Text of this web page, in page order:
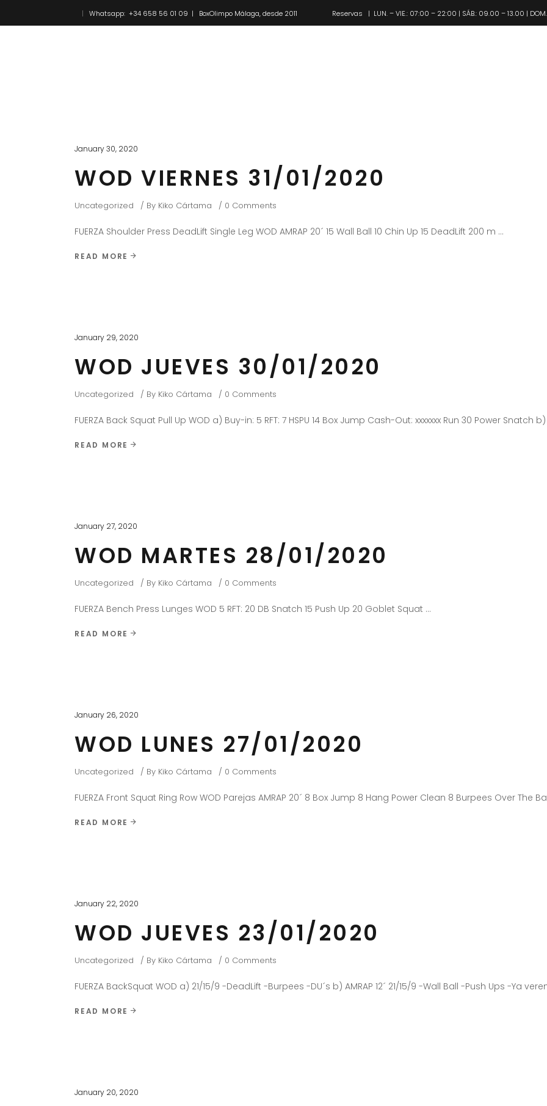
Whatsapp: +34 658 56 01 09 | BoxOlimpo Málaga, desde 2011 Reservas | LUN. – VIE.: 07:00 – 22:00 | SÁB.: 09.00 – 13.00 |
January 30, 2020
WOD VIERNES 31/01/2020
Uncategorized By Kiko Cártama 0 Comments
FUERZA Shoulder Press DeadLift Single Leg WOD AMRAP 20´ 15 Wall Ball 10 Chin Up 15 DeadLift 200 m
READ MORE
January 29, 2020
WOD JUEVES 30/01/2020
Uncategorized By Kiko Cártama 0 Comments
FUERZA Back Squat Pull Up WOD a) Buy-in: 5 RFT: 7 HSPU 14 Box Jump Cash-Out: xxxxxxx Run 30 Power Snatch b)
READ MORE
January 27, 2020
WOD MARTES 28/01/2020
Uncategorized By Kiko Cártama 0 Comments
FUERZA Bench Press Lunges WOD 5 RFT: 20 DB Snatch 15 Push Up 20 Goblet Squat
READ MORE
January 26, 2020
WOD LUNES 27/01/2020
Uncategorized By Kiko Cártama 0 Comments
FUERZA Front Squat Ring Row WOD Parejas AMRAP 20´ 8 Box Jump 8 Hang Power Clean 8 Burpees Over The
READ MORE
January 22, 2020
WOD JUEVES 23/01/2020
Uncategorized By Kiko Cártama 0 Comments
FUERZA BackSquat WOD a) 21/15/9 -DeadLift -Burpees -DU´s b) AMRAP 12´ 21/15/9 -Wall Ball -Push Ups -Ya
READ MORE
January 20, 2020